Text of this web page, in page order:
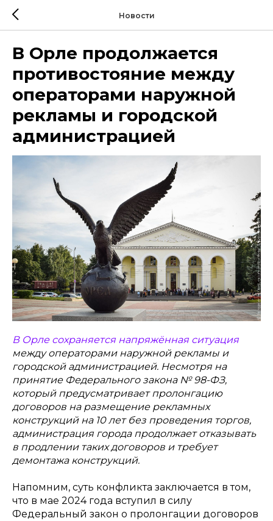
Новости
В Орле продолжается
противостояние между
операторами наружной
рекламы и городской
администрацией
В Орле сохраняется напряжённая ситуация
между операторами наружной рекламы и
городской администрацией. Несмотря на
принятие Федерального закона № 98-ФЗ,
который предусматривает пролонгацию
договоров на размещение рекламных
конструкций на 10 лет без проведения торгов,
администрация города продолжает отказывать
в продлении таких договоров и требует
демонтажа конструкций.
Напомним, суть конфликта заключается в том,
что в мае 2024 года вступил в силу
Федеральный закон о пролонгации договоров